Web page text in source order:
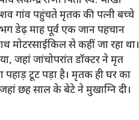
गांव पहुंचते मृतक की पत्नी बच्चे
डेढ़ माह पूर्व एक जान पहचान
मोटरसाईकिल से कहीं जा रहा था।
जहां जांचोपरांत डॉक्टर ने मृत
टूट पड़ा है। मृतक ही घर का
छह साल के बेटे ने मुखाग्नि दी।